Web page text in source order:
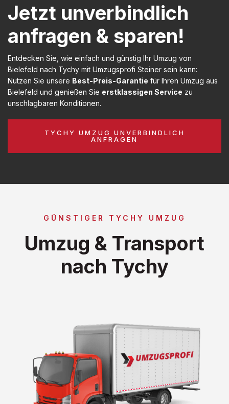
Jetzt unverbindlich
anfragen & sparen!
Entdecken Sie, wie einfach und günstig Ihr Umzug von
Bielefeld nach Tychy mit Umzugsprofi Steiner sein kann:
Nutzen Sie unsere Best-Preis-Garantie für Ihren Umzug aus
Bielefeld und genießen Sie erstklassigen Service zu
unschlagbaren Konditionen.
TYCHY UMZUG UNVERBINDLICH
ANFRAGEN
GÜNSTIGER TYCHY UMZUG
Umzug & Transport
nach Tychy